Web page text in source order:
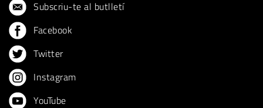
Subscriu-te al butlletí
Facebook
Twitter
Instagram
YouTube